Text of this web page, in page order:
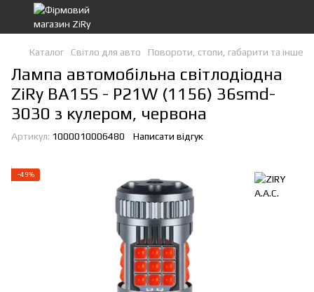
Каталог Світло для авто Повороти, стопи, габарити та інше
Лампа автомобільна світлодіодна
ZiRy BA15S - P21W (1156) 36smd-
3030 з кулером, червона
Артикул: 1000010006480 Написати відгук
−49%